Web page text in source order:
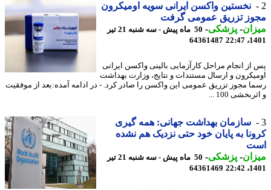
نخستین واکسن ایرانی سویه اومیکرون
تزریق عمومی گرفت
- پزشکی-
50 ماه پیش - سه شنبه 21 تیر
64361487
انجام مراحل کارآزمایی بالینی واکسن ایرانی
و ارسال مستندات و نتایج، وزارت بهداشت
مجوز تزریق عمومی این واکسن را صادر کرد. - در ادامه آمده:بعد از موفقیت
100 ...
سازمان بهداشت جهانی: همه گیری
به پایان خود حتی نزدیک هم نشده
- پزشکی-
50 ماه پیش - سه شنبه 21 تیر
64361469